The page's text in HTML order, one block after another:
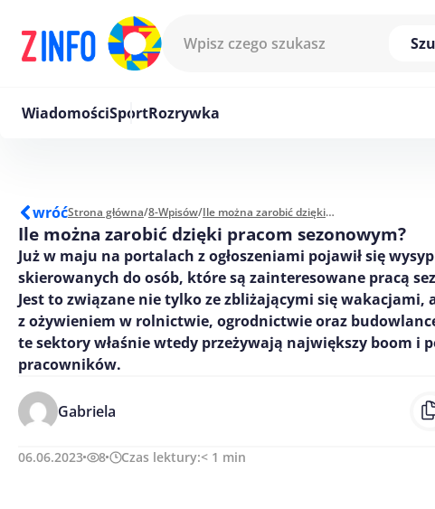
WiadomościSportRozrywka
wróćStrona główna/8-Wpisów/ Ile można zarobić dzięki pracom sezonowym?
Ile można zarobić dzięki pracom sezonowym?
Już w maju na portalach z ogłoszeniami pojawił się
skierowanych do osób, które są zainteresowane pracą
Jest to związane nie tylko ze zbliżającymi się wakacjami,
z ożywieniem w rolnictwie, ogrodnictwie oraz
te sektory właśnie wtedy przeżywają największy boom i
pracowników.
Gabriela
06.06.2023 8 Czas lektury:< 1 min